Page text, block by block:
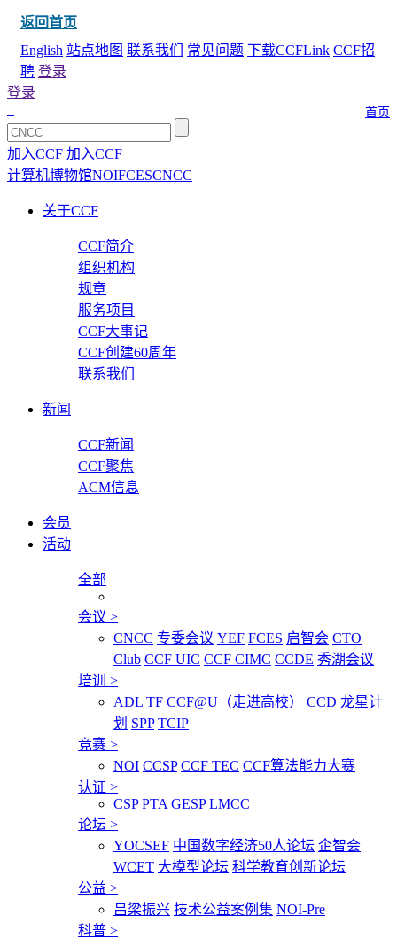
返回首页
English 站点地图 联系我们 常见问题 下载CCFLink CCF招
聘 登录
首页
登录
加入CCF 加入CCF
计算机博物馆NOIFCESCNCC
关于CCF
CCF简介
组织机构
规章
服务项目
CCF大事记
CCF创建60周年
联系我们
新闻
CCF新闻
CCF聚焦
ACM信息
会员
活动
全部
会议 >
CNCC 专委会议 YEF FCES 启智会 CTO
Club CCF UIC CCF CIMC CCDE 秀湖会议
培训 >
ADL TF CCF@U（走进高校） CCD 龙星计
划 SPP TCIP
竞赛 >
NOI CCSP CCF TEC CCF算法能力大赛
认证 >
CSP PTA GESP LMCC
论坛 >
YOCSEF 中国数字经济50人论坛 企智会
WCET 大模型论坛 科学教育创新论坛
公益 >
吕梁振兴 技术公益案例集 NOI-Pre
科普 >